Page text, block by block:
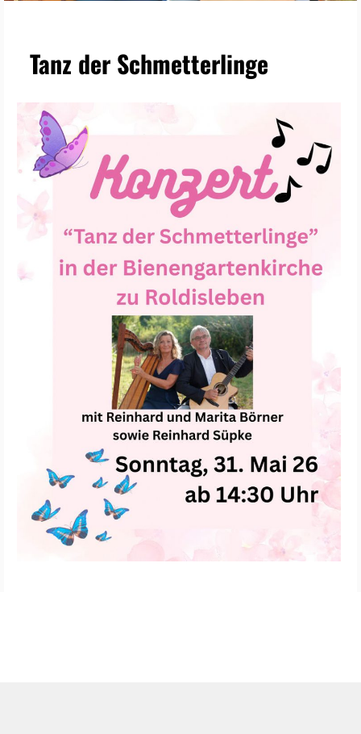
Tanz der Schmetterlinge